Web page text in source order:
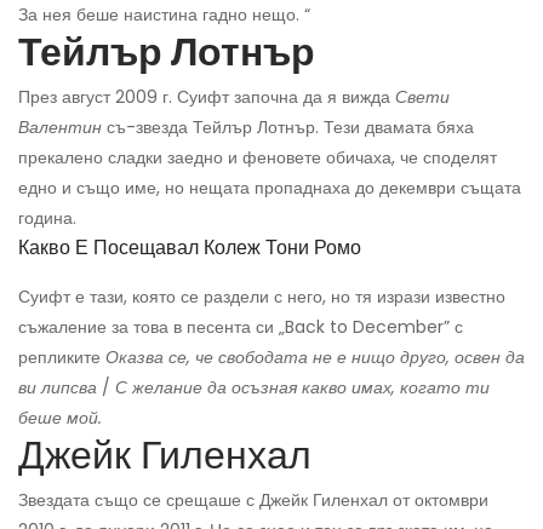
За нея беше наистина гадно нещо. “
Тейлър Лотнър
През август 2009 г. Суифт започна да я вижда Свети
Валентин съ-звезда Тейлър Лотнър. Тези двамата бяха
прекалено сладки заедно и феновете обичаха, че споделят
едно и също име, но нещата пропаднаха до декември същата
година.
Какво Е Посещавал Колеж Тони Ромо
Суифт е тази, която се раздели с него, но тя изрази известно
съжаление за това в песента си „Back to December” с
репликите Оказва се, че свободата не е нищо друго, освен да
ви липсва / С желание да осъзная какво имах, когато ти
беше мой.
Джейк Гиленхал
Звездата също се срещаше с Джейк Гиленхал от октомври